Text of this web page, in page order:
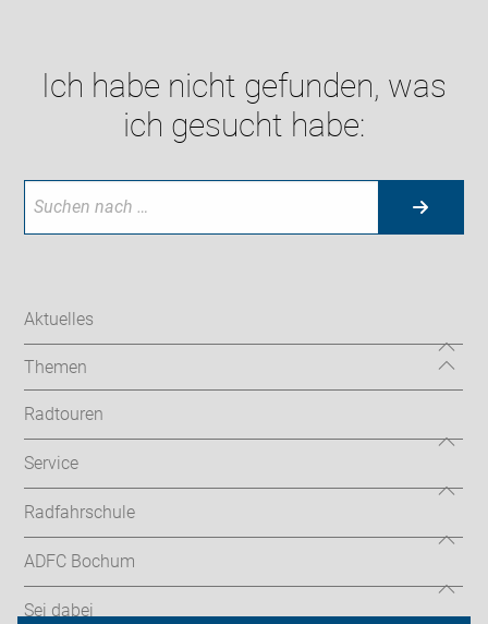
Ich habe nicht gefunden, was
ich gesucht habe:
Aktuelles
Themen
Radtouren
Service
Radfahrschule
ADFC Bochum
Sei dabei